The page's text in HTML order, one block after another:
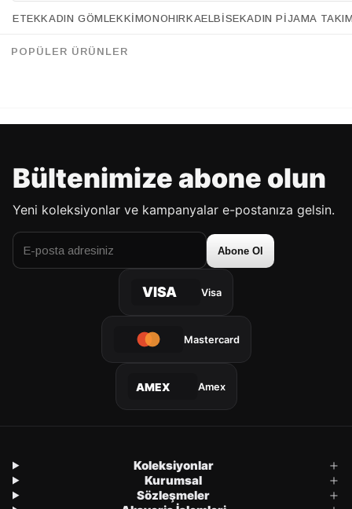
27.90 USD
34.90 USD
Bültenimize abone olun
Yeni koleksiyonlar ve kampanyalar e-postanıza gelsin.
Abone Ol
VISA Visa
Mastercard
AMEX Amex
Koleksiyonlar
Kurumsal
Sözleşmeler
ETEKKADIN GÖMLEKKIMONOHIRKAELBISEKADIN PIJAMA
POPÜLER ÜRÜNLER